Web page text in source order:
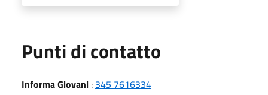
Punti di contatto
Informa Giovani : 345 7616334